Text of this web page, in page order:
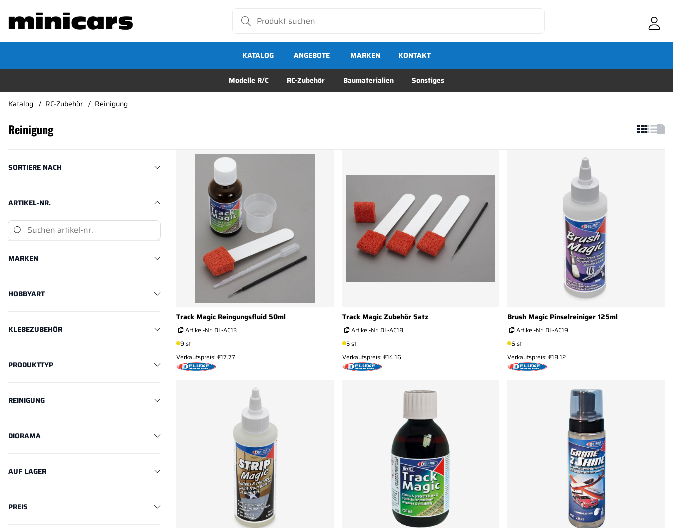
KATALOG
Modelle R/C RC-Zubehör Baumaterialien Sonstiges
ANGEBOTE MARKEN KONTAKT
Katalog RC-Zubehör Reinigung
Reinigung
SORTIERE NACH
ARTIKEL-NR.
Suchen Artikel-Nr.
MARKEN
HOBBYART
KLEBEZUBEHÖR
PRODUKTTYP
REINIGUNG
DIORAMA
AUF LAGER
PREIS
Produkte
Track Magic Reingungsfluid 50ml
Artikel-Nr: DL-AC13
9 st
Verkaufspreis: €17.77
Track Magic Zubehör Satz
Artikel-Nr: DL-AC18
5 st
Verkaufspreis: €14.16
Brush Magic Pinselreiniger 125ml
Artikel-Nr: DL-AC19
6 st
Verkaufspreis: €18.12